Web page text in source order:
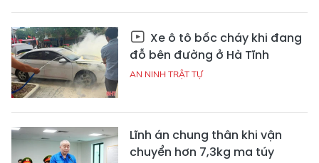
Xe ô tô bốc cháy khi đang
đỗ bên đường ở Hà Tĩnh
AN NINH TRẬT TỰ
Lĩnh án chung thân khi vận
chuyển hơn 7,3kg ma túy